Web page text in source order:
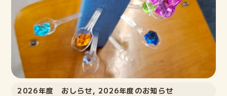
2026年度 おしらせ,2026年度のお知らせ